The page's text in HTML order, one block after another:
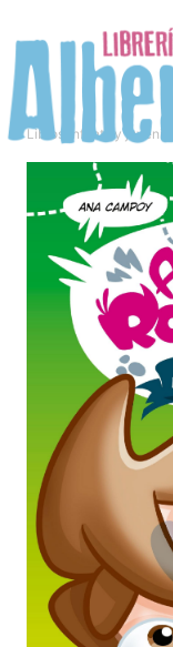
Libros Infantil y juvenil